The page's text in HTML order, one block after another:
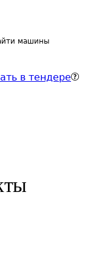
машины
в тендере